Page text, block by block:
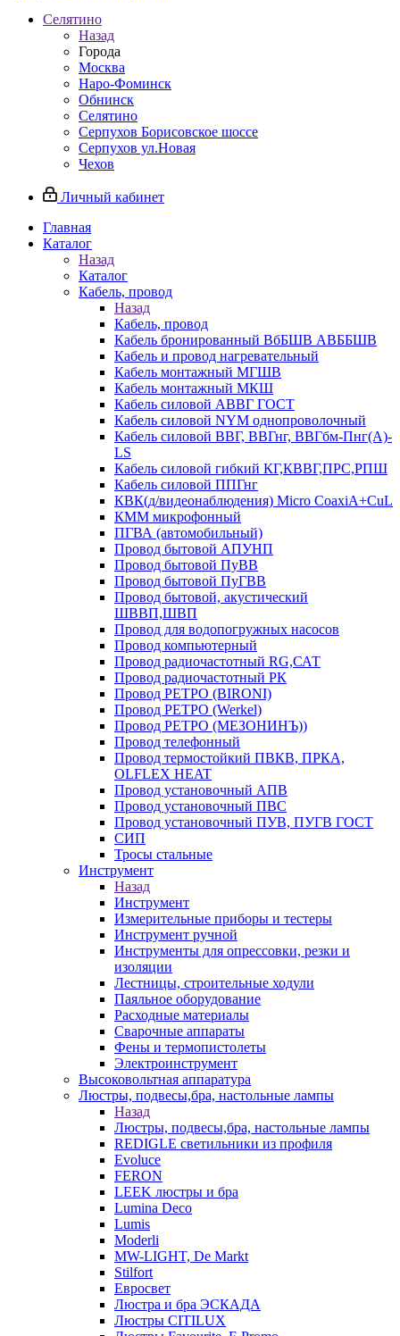
Селятино
Назад
Города
Москва
Наро-Фоминск
Обнинск
Селятино
Серпухов Борисовское шоссе
Серпухов ул.Новая
Чехов
Личный кабинет
Главная
Каталог
Назад
Каталог
Кабель, провод
Назад
Кабель, провод
Кабель бронированный ВбБШВ АВББШВ
Кабель и провод нагревательный
Кабель монтажный МГШВ
Кабель монтажный МКШ
Кабель силовой АВВГ ГОСТ
Кабель силовой NYM однопроволочный
Кабель силовой ВВГ, ВВГнг, ВВГбм-Пнг(А)-
LS
Кабель силовой гибкий КГ,КВВГ,ПРС,РПШ
Кабель силовой ППГнг
КВК(д/видеонаблюдения) Micro CoaxiA+CuL
КММ микрофонный
ПГВА (автомобильный)
Провод бытовой АПУНП
Провод бытовой ПуВВ
Провод бытовой ПуГВВ
Провод бытовой, акустический
ШВВП,ШВП
Провод для водопогружных насосов
Провод компьютерный
Провод радиочастотный RG,САТ
Провод радиочастотный РК
Провод РЕТРО (BIRONI)
Провод РЕТРО (Werkel)
Провод РЕТРО (МЕЗОНИНЪ))
Провод телефонный
Провод термостойкий ПВКВ, ПРКА,
OLFLEX HEAT
Провод установочный АПВ
Провод установочный ПВС
Провод установочный ПУВ, ПУГВ ГОСТ
СИП
Тросы стальные
Инструмент
Назад
Инструмент
Измерительные приборы и тестеры
Инструмент ручной
Инструменты для опрессовки, резки и
изоляции
Лестницы, строительные ходули
Паяльное оборудование
Расходные материалы
Сварочные аппараты
Фены и термопистолеты
Электроинструмент
Высоковольтная аппаратура
Люстры, подвесы,бра, настольные лампы
Назад
Люстры, подвесы,бра, настольные лампы
REDIGLE светильники из профиля
Evoluce
FERON
LEEK люстры и бра
Lumina Deco
Lumis
Moderli
MW-LIGHT, De Markt
Stilfort
Евросвет
Люстра и бра ЭСКАДА
Люстры CITILUX